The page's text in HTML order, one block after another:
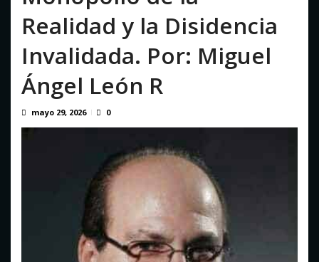
El estremecedor VIDEO del doble terremoto en La Guaira
que hasta ahora no había ...
agosto 6, 2026
Realidad y la Disidencia
Invalidada. Por: Miguel
Ángel León R
mayo 29, 2026 0